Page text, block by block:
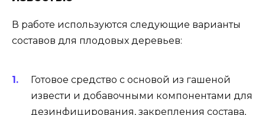
В работе используются следующие варианты
составов для плодовых деревьев:
Готовое средство с основой из гашеной
извести и добавочными компонентами для
дезинфицирования, закрепления состава,